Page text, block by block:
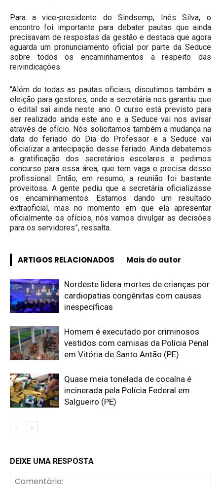
Para a vice-presidente do Sindsemp, Inês Silva, o
encontro foi importante para debater pautas que ainda
precisavam de respostas da gestão e destaca que agora
aguarda um pronunciamento oficial por parte da Seduce
sobre todos os encaminhamentos a respeito das
reivindicações.
“Além de todas as pautas oficiais, discutimos também a
eleição para gestores, onde a secretária nos garantiu que
o edital sai ainda neste ano. O curso está previsto para
ser realizado ainda este ano e a Seduce vai nos avisar
através de ofício. Nós solicitamos também a mudança na
data do feriado do Dia do Professor e a Seduce vai
oficializar a antecipação desse feriado. Ainda debatemos
a gratificação dos secretários escolares e pedimos
concurso para essa área, que tem vaga e precisa desse
profissional. Então, em resumo, a reunião foi bastante
proveitosa. A gente pediu que a secretária oficializasse
os encaminhamentos. Estamos dando um resultado
extraoficial, mas no momento em que ela apresentar
oficialmente os ofícios, nós vamos divulgar as decisões
para os servidores”, ressalta.
ARTIGOS RELACIONADOS Mais do autor
Nordeste lidera mortes de crianças por
cardiopatias congênitas com causas
inespecíficas
Homem é executado por criminosos
vestidos com camisas da Polícia Penal
em Vitória de Santo Antão (PE)
Quase meia tonelada de cocaína é
incinerada pela Polícia Federal em
Salgueiro (PE)
DEIXE UMA RESPOSTA